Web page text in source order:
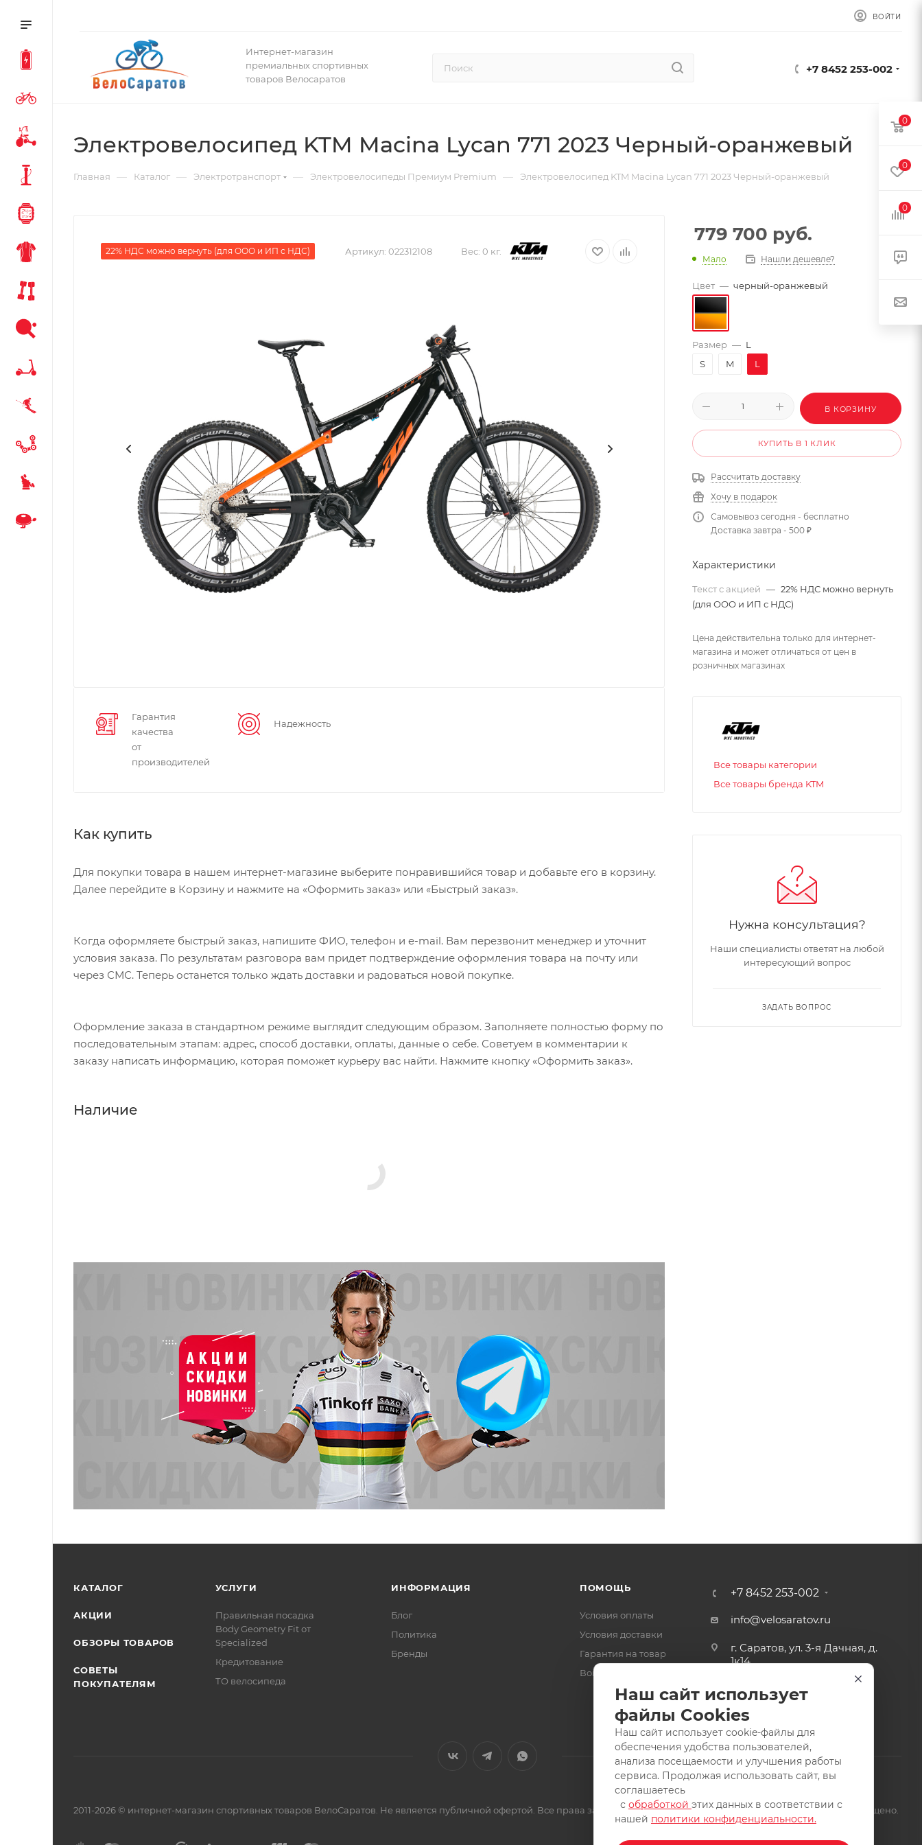
ВОЙТИ
Интернет-магазин
премиальных спортивных
товаров Велосаратов
+7 8452 253-002
Электровелосипед KTM Macina Lycan 771 2023 Черный-оранжевый
Главная — Каталог — Электротранспорт — Электровелосипеды Премиум Premium — Электровелосипед KTM Macina Lycan 771 2023 Черный-оранжевый
22% НДС можно вернуть (для ООО и ИП с НДС) Артикул: 022312108 Вес: 0 кг.
Гарантия
качества
от
производителей
Надежность
Как купить
Для покупки товара в нашем интернет-магазине выберите понравившийся товар и добавьте его в корзину.
Далее перейдите в Корзину и нажмите на «Оформить заказ» или «Быстрый заказ».
Когда оформляете быстрый заказ, напишите ФИО, телефон и e-mail. Вам перезвонит менеджер и уточнит
условия заказа. По результатам разговора вам придет подтверждение оформления товара на почту или
через СМС. Теперь останется только ждать доставки и радоваться новой покупке.
Оформление заказа в стандартном режиме выглядит следующим образом. Заполняете полностью форму по
последовательным этапам: адрес, способ доставки, оплаты, данные о себе. Советуем в комментарии к
заказу написать информацию, которая поможет курьеру вас найти. Нажмите кнопку «Оформить заказ».
Наличие
779 700 руб.
Мало Нашли дешевле?
Цвет — черный-оранжевый
Размер — L
S
M L
В КОРЗИНУ
КУПИТЬ В 1 КЛИК
Рассчитать доставку
Хочу в подарок
Самовывоз сегодня - бесплатно
Доставка завтра - 500 ₽
Характеристики
Текст с акцией — 22% НДС можно вернуть
(для ООО и ИП с НДС)
Цена действительна только для интернет-
магазина и может отличаться от цен в
розничных магазинах
Все товары категории
Все товары бренда KTM
Нужна консультация?
Наши специалисты ответят на любой
интересующий вопрос
ЗАДАТЬ ВОПРОС
КАТАЛОГ
АКЦИИ
ОБЗОРЫ ТОВАРОВ
СОВЕТЫ
ПОКУПАТЕЛЯМ
УСЛУГИ
Правильная посадка
Body Geometry Fit от
Specialized
Кредитование
ТО велосипеда
ИНФОРМАЦИЯ
Блог
Политика
Бренды
ПОМОЩЬ
Условия оплаты
Условия доставки
Гарантия на товар
Вопрос-ответ
+7 8452 253-002
info@velosaratov.ru
г. Саратов, ул. 3-я Дачная, д.
1к14
2011-2026 © интернет-магазин спортивных товаров ВелоСаратов. Не является публичной офертой. Все права защищены. Заимствование материалов и фотографий запрещено.
Наш сайт использует
файлы Cookies
Наш сайт использует cookie-файлы для
обеспечения удобства пользователей,
анализа посещаемости и улучшения работы
сервиса. Продолжая использовать сайт, вы
соглашаетесь
с обработкой этих данных в соответствии с
нашей политики конфиденциальности.
0
0
0